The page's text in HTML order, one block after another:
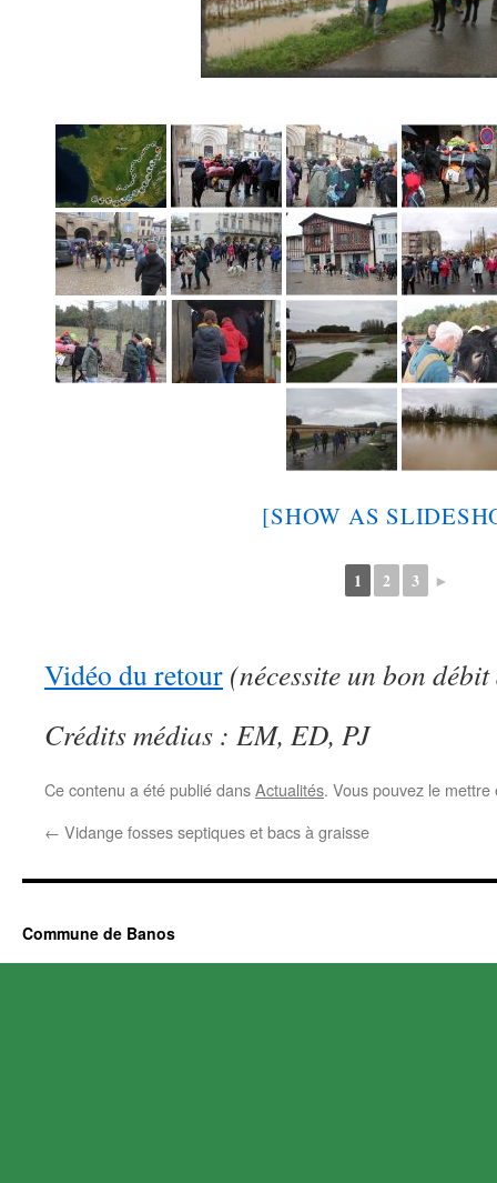
[SHOW AS
1 2 3 ►
Vidéo du retour (nécessite un bon
Crédits médias : EM, ED, PJ
Ce contenu a été publié dansActualités. Vous pouvez le
← Vidange fosses septiques et bacs à graisse
Commune de Banos